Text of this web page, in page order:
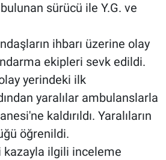
sürücü ile Y.G. ve
ihbarı üzerine olay
ekipleri sevk edildi.
yerindeki ilk
yaralılar ambulanslarla
kaldırıldı. Yaralıların
öğrenildi.
ilgili inceleme